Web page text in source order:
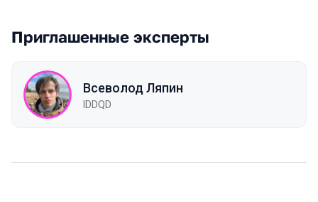
Приглашенные эксперты
Всеволод Ляпин
IDDQD